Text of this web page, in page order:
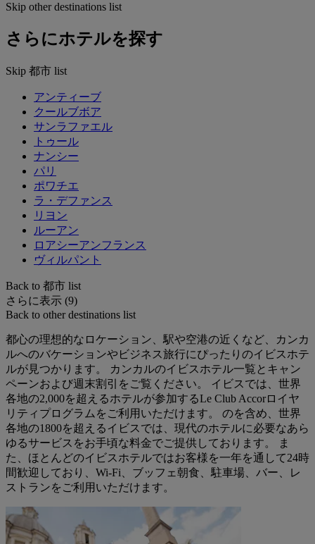
Skip other destinations list
さらにホテルを探す
Skip 都市 list
アンティーブ
クールブボア
サンラファエル
トゥール
ナンシー
パリ
ポワチエ
ラ・デファンス
リヨン
ルーアン
ロアシーアンフランス
ヴィルパント
Back to 都市 list
さらに表示 (9)
Back to other destinations list
都心の理想的なロケーション、駅や空港の近くなど、カンカ
ルへのバケーションやビジネス旅行にぴったりのイビスホテ
ルが見つかります。 カンカルのイビスホテル一覧とキャン
ペーンおよび週末割引をご覧ください。 イビスでは、世界
各地の2,000を超えるホテルが参加するLe Club Accorロイヤ
リティプログラムをご利用いただけます。 のを含め、世界
各地の1800を超えるイビスでは、現代のホテルに必要なあら
ゆるサービスをお手頃な料金でご提供しております。 ま
た、ほとんどのイビスホテルではお客様を一年を通して24時
間歓迎しており、Wi-Fi、ブッフェ朝食、駐車場、バー、レ
ストランをご利用いただけます。